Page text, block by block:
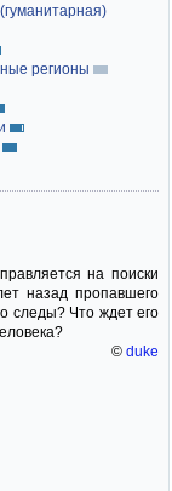
регионы
на поиски
назад пропавшего
следы? Что ждет его
© duke